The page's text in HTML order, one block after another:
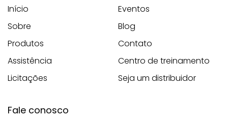
Início
Sobre
Produtos
Assistência
Licitações
Eventos
Blog
Contato
Centro de treinamento
Seja um distribuidor
Fale conosco